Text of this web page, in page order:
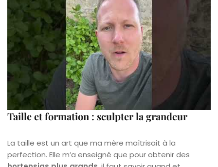
Taille et formation : sculpter la grandeur
La taille est un art que ma mère maîtrisait à la
perfection. Elle m’a enseigné que pour obtenir des